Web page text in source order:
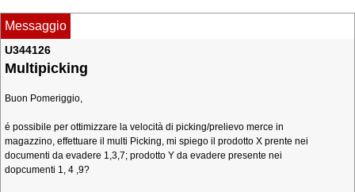
Messaggio
U344126
Multipicking
Buon Pomeriggio,
é possibile per ottimizzare la velocità di picking/prelievo merce in
magazzino, effettuare il multi Picking, mi spiego il prodotto X prente nei
documenti da evadere 1,3,7; prodotto Y da evadere presente nei
dopcumenti 1, 4 ,9?